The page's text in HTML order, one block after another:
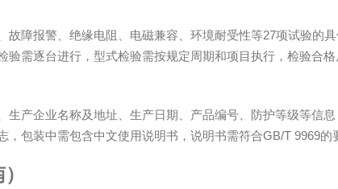
故障报警、绝缘电阻、电磁兼容、环境耐受性等27项试验的
需逐台进行，型式检验需按规定周期和项目执行，检验合格
产企业名称及地址、生产日期、产品编号、防护等级等信息
，包装中需包含中文使用说明书，说明书需符合GB/T 9969的